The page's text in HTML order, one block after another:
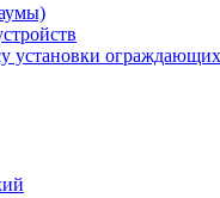
установки